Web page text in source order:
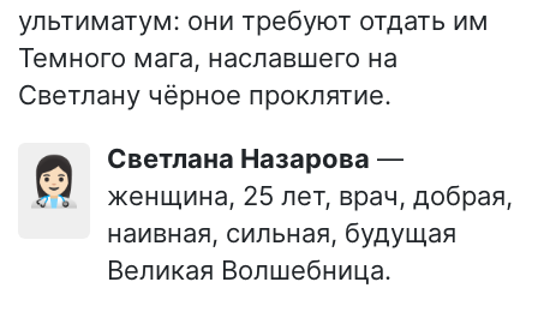
ультиматум: они требуют отдать им
Темного мага, наславшего на
Светлану чёрное проклятие.
👩🏻‍⚕️ Светлана Назарова —
женщина, 25 лет, врач, добрая,
наивная, сильная, будущая
Великая Волшебница.